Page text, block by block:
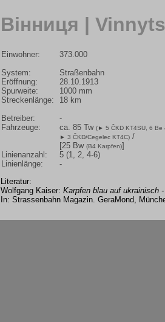
Вінниця |
Einwohner:
System:
Eröffnung:
Spurweite:
Streckenlänge:
Betreiber:
Fahrzeuge:
Linienanzahl:
Linienlänge:
373.000
Straßenbahn
28.10.1913
1000 mm
18 km
-
ca. 85 Tw (► 5 ČKD KT4SU , 6
► 3 ČKD/Cegelec KT4C) /
[25 Bw (B4 Karpfen)]
5 (1, 2, 4-6)
-
Literatur:
Wolfgang Kaiser: Karpfen blau auf ukrainisch
In: Strassenbahn Magazin. GeraMond,